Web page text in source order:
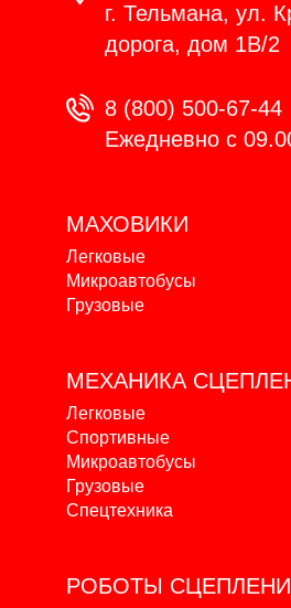
г. Тельмана, ул.
дорога, дом 1В/2
8 (800) 500-67-44
Ежедневно с
МАХОВИКИ
Легковые
Микроавтобусы
Грузовые
МЕХАНИКА
Легковые
Спортивные
Микроавтобусы
Грузовые
Спецтехника
РОБОТЫ